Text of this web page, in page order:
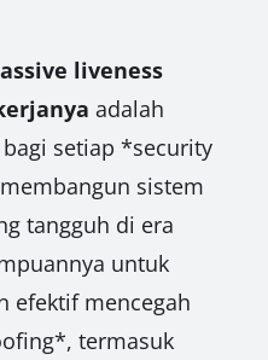
liveness
adalah
setiap *security
sistem
tangguh di era
untuk
efektif mencegah
termasuk